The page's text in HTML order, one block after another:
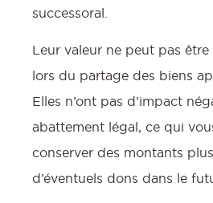
successoral.
Leur valeur ne peut pas
lors du partage des biens
Elles n’ont pas d’impact
abattement légal, ce qui
conserver des montants
d’éventuels dons dans le